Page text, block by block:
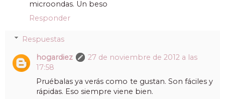
microondas. Un beso
Responder
Respuestas
hogardiez
27 de noviembre de 2012 a las
17:58
Pruébalas ya verás como te gustan. Son fáciles y
rápidas. Eso siempre viene bien.